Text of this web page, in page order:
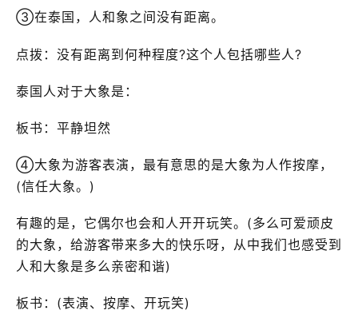
③在泰国，人和象之间没有距离。
点拨：没有距离到何种程度?这个人包括哪些人?
泰国人对于大象是：
板书：平静坦然
④大象为游客表演，最有意思的是大象为人作按摩，
(信任大象。)
有趣的是，它偶尔也会和人开开玩笑。(多么可爱顽皮
的大象，给游客带来多大的快乐呀，从中我们也感受到
人和大象是多么亲密和谐)
板书：(表演、按摩、开玩笑)